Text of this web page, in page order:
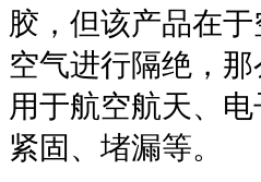
胶，但该产品在
空气进行隔绝，
用于航空航天、
紧固、堵漏等。